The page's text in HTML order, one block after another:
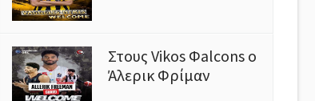
Στους Vikos Φalcons ο
Άλερικ Φρίμαν